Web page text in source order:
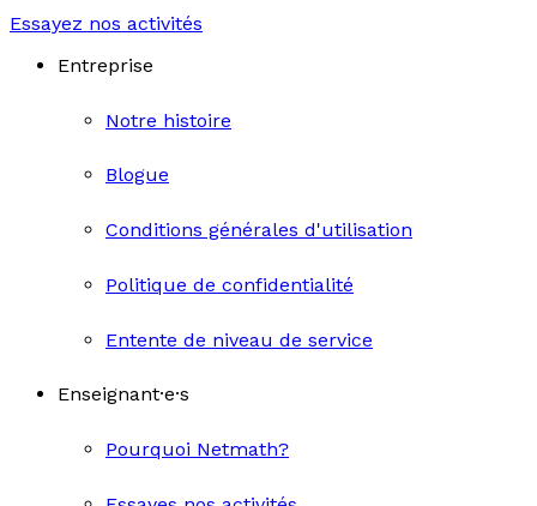
Essayez nos activités
Entreprise
Notre histoire
Blogue
Conditions générales d'utilisation
Politique de confidentialité
Entente de niveau de service
Enseignant·e·s
Pourquoi Netmath?